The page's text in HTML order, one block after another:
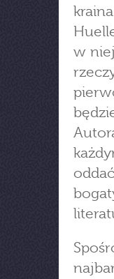
w